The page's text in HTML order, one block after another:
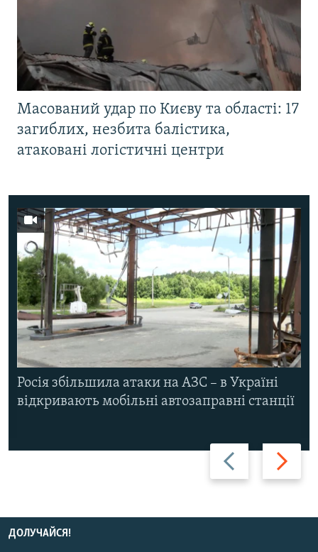
Масований удар по Києву та області: 17
загиблих, незбита балістика,
атаковані логістичні центри
Назад Вперед
Росія збільшила атаки на АЗС – в Україні
відкривають мобільні автозаправні станції
ДОЛУЧАЙСЯ!